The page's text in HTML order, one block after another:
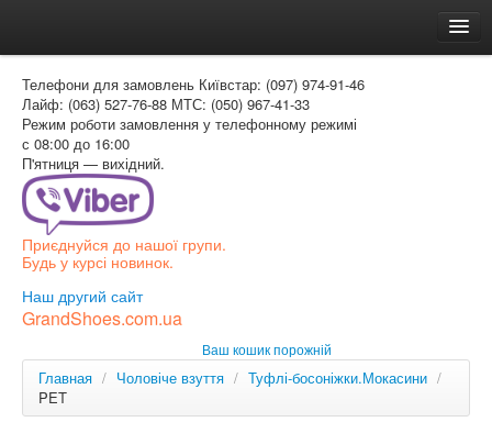
Доставка и оплата
Как заказать
Контакти
Таблиця розмірів
Вхід для покупця
РОС
Телефони для замовлень Київстар: (097) 974-91-46
Лайф: (063) 527-76-88 МТС: (050) 967-41-33
Режим роботи замовлення у телефонному режимі
с 08:00 до 16:00
П'ятниця — вихідний.
Приєднуйся до нашої групи.
Будь у курсі новинок.
Наш другий сайт
GrandShoes.com.ua
Ваш кошик порожній
Главная / Чоловіче взуття / Туфлі-босоніжки.Мокасини /
PET